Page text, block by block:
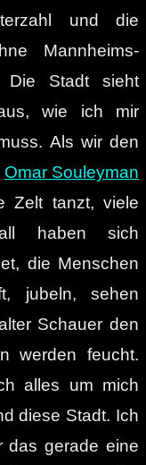
und die
Mannheims-
Die Stadt sieht
wie ich mir
Als wir den
Omar Souleyman
Zelt tanzt, viele
haben sich
die Menschen
jubeln, sehen
Schauer den
werden feucht.
alles um mich
diese Stadt. Ich
das gerade eine